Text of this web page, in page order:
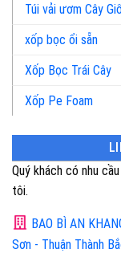
Túi vải ươm Cây
xốp bọc ổi sẵn
Xốp Bọc Trái Cây
Xốp Pe Foam
Quý khách có nhu
tôi.
BAO BÌ AN
Sơn - Thuận Thành